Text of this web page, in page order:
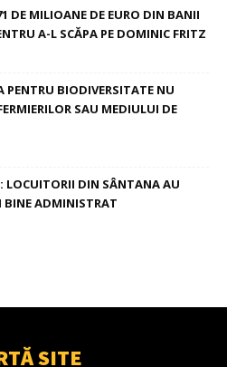
DE MILIOANE DE EURO DIN BANII
A-L SCĂPA PE DOMINIC FRITZ
PENTRU BIODIVERSITATE NU
SAU MEDIULUI DE
LOCUITORII DIN SÂNTANA AU
BINE ADMINISTRAT
SITE